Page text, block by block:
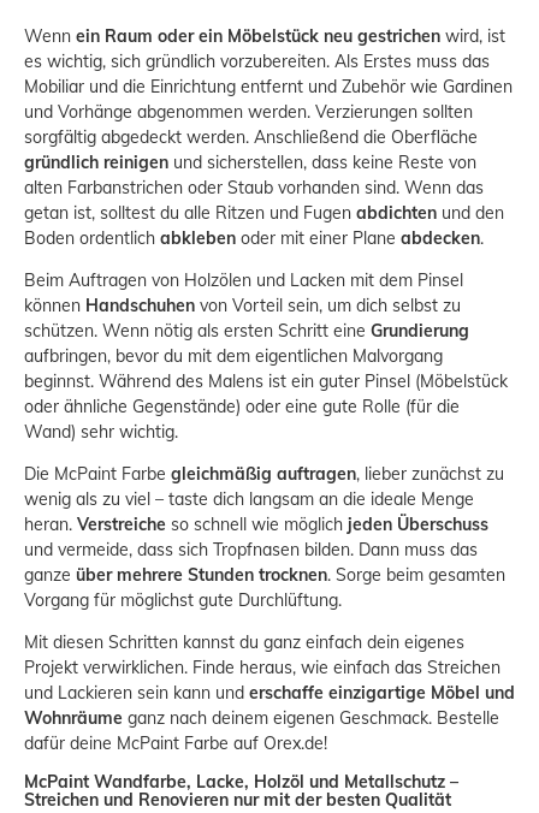
Wenn ein Raum oder ein Möbelstück neu gestrichen wird, ist
es wichtig, sich gründlich vorzubereiten. Als Erstes muss das
Mobiliar und die Einrichtung entfernt und Zubehör wie Gardinen
und Vorhänge abgenommen werden. Verzierungen sollten
sorgfältig abgedeckt werden. Anschließend die Oberfläche
gründlich reinigen und sicherstellen, dass keine Reste von
alten Farbanstrichen oder Staub vorhanden sind. Wenn das
getan ist, solltest du alle Ritzen und Fugen abdichten und den
Boden ordentlich abkleben oder mit einer Plane abdecken.
Beim Auftragen von Holzölen und Lacken mit dem Pinsel
können Handschuhen von Vorteil sein, um dich selbst zu
schützen. Wenn nötig als ersten Schritt eine Grundierung
aufbringen, bevor du mit dem eigentlichen Malvorgang
beginnst. Während des Malens ist ein guter Pinsel (Möbelstück
oder ähnliche Gegenstände) oder eine gute Rolle (für die
Wand) sehr wichtig.
Die McPaint Farbe gleichmäßig auftragen, lieber zunächst zu
wenig als zu viel – taste dich langsam an die ideale Menge
heran. Verstreiche so schnell wie möglich jeden Überschuss
und vermeide, dass sich Tropfnasen bilden. Dann muss das
ganze über mehrere Stunden trocknen. Sorge beim gesamten
Vorgang für möglichst gute Durchlüftung.
Mit diesen Schritten kannst du ganz einfach dein eigenes
Projekt verwirklichen. Finde heraus, wie einfach das Streichen
und Lackieren sein kann und erschaffe einzigartige Möbel und
Wohnräume ganz nach deinem eigenen Geschmack. Bestelle
dafür deine McPaint Farbe auf Orex.de!
McPaint Wandfarbe, Lacke, Holzöl und Metallschutz –
Streichen und Renovieren nur mit der besten Qualität